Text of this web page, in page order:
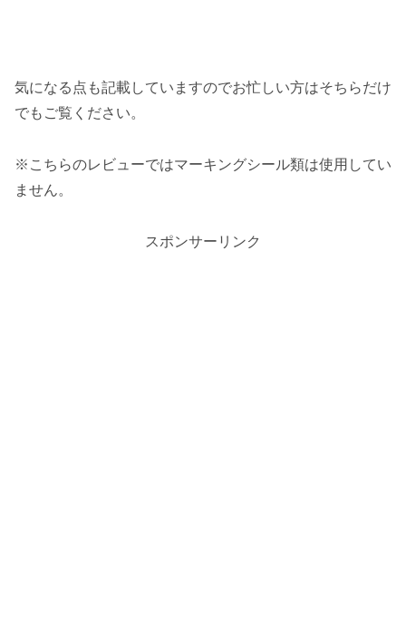
気になる点も記載していますのでお忙しい方はそちらだけ
でもご覧ください。
※こちらのレビューではマーキングシール類は使用してい
ません。
スポンサーリンク